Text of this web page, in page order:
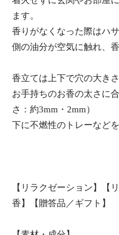
ます。
香りがなくなった際はハ
側の油分が空気に触れ、
香立ては上下で穴の大き
お手持ちのお香の太さに
さ：約3mm・2mm）
下に不燃性のトレーなど
【リラクゼーション】【
香】【贈答品／ギフト】